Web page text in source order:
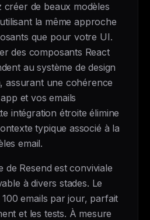
créer de beaux modèles
la même approche
que pour votre UI.
des composants React
au système de design
assurant une cohérence
et vos emails
intégration étroite élimine
typique associé à la
email.
de Resend est conviviale
à divers stades. Le
emails par jour, parfait
et les tests. À mesure